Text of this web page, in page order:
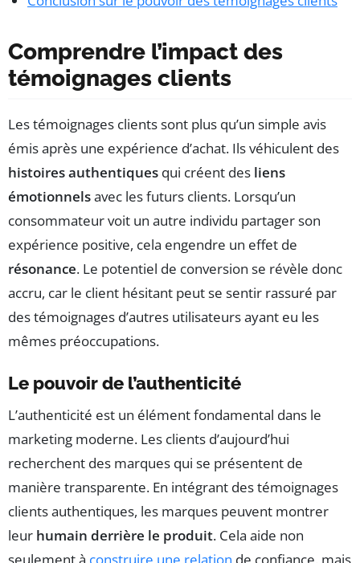
Comprendre l’impact des
témoignages clients
Les témoignages clients sont plus qu’un simple avis
émis après une expérience d’achat. Ils véhiculent des
histoires authentiques qui créent des liens
émotionnelsavec les futurs clients. Lorsqu’un
consommateur voit un autre individu partager son
expérience positive, cela engendre un effet de
résonance. Le potentiel de conversion se révèle donc
accru, car le client hésitant peut se sentir rassuré par
des témoignages d’autres utilisateurs ayant eu les
mêmes préoccupations.
Le pouvoir de l’authenticité
L’authenticité est un élément fondamental dans le
marketing moderne. Les clients d’aujourd’hui
recherchent des marques qui se présentent de
manière transparente. En intégrant des témoignages
clients authentiques, les marques peuvent montrer
leur humain derrière le produit. Cela aide non